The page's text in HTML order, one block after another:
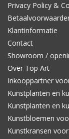
Privacy Policy &
Klantinformatie
Contact
Showroom /
Over Top Art
Inkooppartner
Kunstplanten en
Kunstplanten en
Kunstbloemen
Kunstkransen